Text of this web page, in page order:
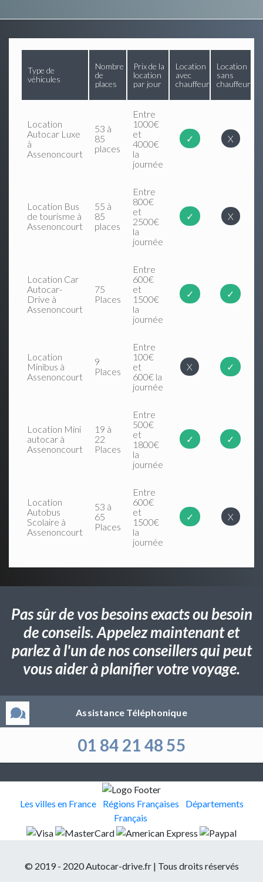
Type de
véhicules
Nombre
de
places
Prix de la
location
par jour
Location
avec
chauffeur
Location
sans
chauffeur
Location
Autocar Luxe
à
Assenoncourt
53 à
85
places
Entre
1000€
et
4000€
la
journée
✓ X
Location Bus
de tourisme à
Assenoncourt
55 à
85
places
Entre
800€
et
2500€
la
journée
✓ X
Location Car
Autocar-
Drive à
Assenoncourt
75
Places
Entre
600€
et
1500€
la
journée
✓ ✓
Location
Minibus à
Assenoncourt
9
Places
Entre
100€
et
600€ la
journée
X ✓
Location Mini
autocar à
Assenoncourt
19 à
22
Places
Entre
500€
et
1800€
la
journée
✓ ✓
Location
Autobus
Scolaire à
Assenoncourt
53 à
65
Places
Entre
600€
et
1500€
la
journée
✓ X
Pas sûr de vos besoins exacts ou besoin
de conseils. Appelez maintenant et
parlez à l'un de nos conseillers qui peut
vous aider à planifier votre voyage.
Assistance Téléphonique
01 84 21 48 55
Les villes en France Régions Françaises
Départements
Français
© 2019 - 2020 Autocar-drive.fr | Tous droits réservés